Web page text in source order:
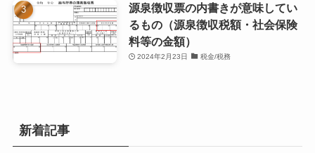
源泉徴収票の内書きが意味してい
るもの（源泉徴収税額・社会保険
料等の金額）
2024年2月23日 税金/税務
新着記事